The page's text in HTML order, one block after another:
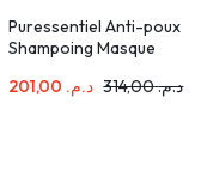
Puressentiel Anti-poux
Shampoing Masque
د.م. د.م.314,00